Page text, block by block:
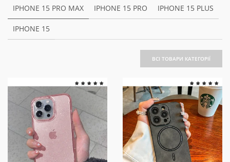
IPHONE 15 PRO MAX IPHONE 15 PRO IPHONE 15 PLUS
IPHONE 15
ВСІ ТОВАРИ КАТЕГОРІЇ